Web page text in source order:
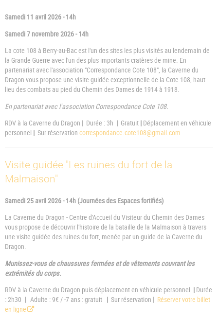
Samedi 11 avril 2026 - 14h
Samedi 7 novembre 2026 - 14h
La cote 108 à Berry-au-Bac est l'un des sites les plus visités au lendemain de
la Grande Guerre avec l'un des plus importants cratères de mine. En
partenariat avec l'association "Correspondance Cote 108", la Caverne du
Dragon vous propose une visite guidée exceptionnelle de la Cote 108, haut-
lieu des combats au pied du Chemin des Dames de 1914 à 1918.
En partenariat avec l'association Correspondance Cote 108.
RDV à la Caverne du Dragon | Durée : 3h | Gratuit | Déplacement en véhicule
personnel | Sur réservation correspondance.cote108@gmail.com
Visite guidée "Les ruines du fort de la
Malmaison"
Samedi 25 avril 2026 - 14h (Journées des Espaces fortifiés)
La Caverne du Dragon - Centre d'Accueil du Visiteur du Chemin des Dames
vous propose de découvrir l'histoire de la bataille de la Malmaison à travers
une visite guidée des ruines du fort, menée par un guide de la Caverne du
Dragon.
Munissez-vous de chaussures fermées et de vêtements couvrant les
extrémités du corps.
RDV à la Caverne du Dragon puis déplacement en véhicule personnel | Durée
: 2h30 | Adulte : 9€ / -7 ans : gratuit | Sur réservation | Réserver votre billet
en ligne